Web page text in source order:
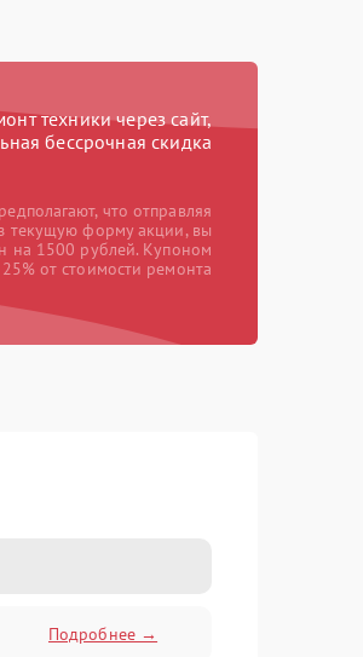
техники через сайт,
бессрочная скидка
что отправляя
текущую форму акции, вы
на 1500 рублей. Купоном
от стоимости ремонта
Подробнее →